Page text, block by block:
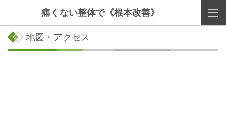
痛くない整体で《根本改善》
地図・アクセス